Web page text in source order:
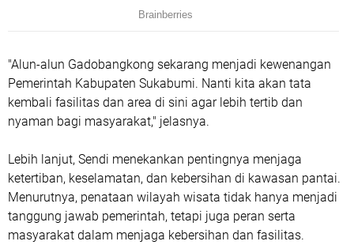
"Alun-alun Gadobangkong sekarang menjadi kewenangan
Pemerintah Kabupaten Sukabumi. Nanti kita akan tata
kembali fasilitas dan area di sini agar lebih tertib dan
nyaman bagi masyarakat," jelasnya.
Lebih lanjut, Sendi menekankan pentingnya menjaga
ketertiban, keselamatan, dan kebersihan di kawasan pantai.
Menurutnya, penataan wilayah wisata tidak hanya menjadi
tanggung jawab pemerintah, tetapi juga peran serta
masyarakat dalam menjaga kebersihan dan fasilitas.